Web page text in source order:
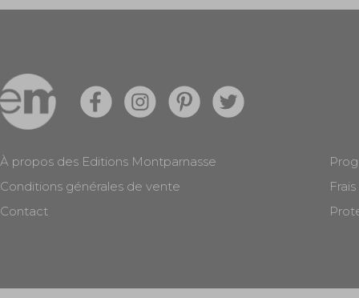
À propos des Editions Montparnasse
Conditions générales de vente
Contact